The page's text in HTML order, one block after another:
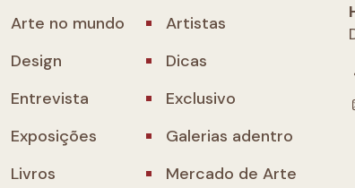
Arte no mundo
Artistas
Design
Dicas
Entrevista
Exclusivo
Exposições
Galerias adentro
Livros
Mercado de Arte